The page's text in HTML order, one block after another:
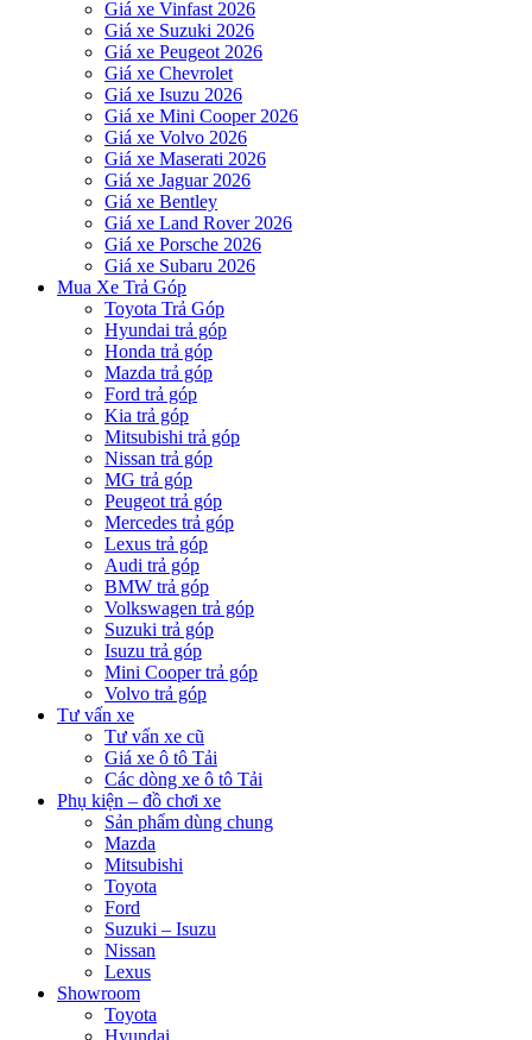
Giá xe Vinfast 2026
Giá xe Suzuki 2026
Giá xe Peugeot 2026
Giá xe Chevrolet
Giá xe Isuzu 2026
Giá xe Mini Cooper 2026
Giá xe Volvo 2026
Giá xe Maserati 2026
Giá xe Jaguar 2026
Giá xe Bentley
Giá xe Land Rover 2026
Giá xe Porsche 2026
Giá xe Subaru 2026
Mua Xe Trả Góp
Toyota Trả Góp
Hyundai trả góp
Honda trả góp
Mazda trả góp
Ford trả góp
Kia trả góp
Mitsubishi trả góp
Nissan trả góp
MG trả góp
Peugeot trả góp
Mercedes trả góp
Lexus trả góp
Audi trả góp
BMW trả góp
Volkswagen trả góp
Suzuki trả góp
Isuzu trả góp
Mini Cooper trả góp
Volvo trả góp
Tư vấn xe
Tư vấn xe cũ
Giá xe ô tô Tải
Các dòng xe ô tô Tải
Phụ kiện – đồ chơi xe
Sản phẩm dùng chung
Mazda
Mitsubishi
Toyota
Ford
Suzuki – Isuzu
Nissan
Lexus
Showroom
Toyota
Hyundai